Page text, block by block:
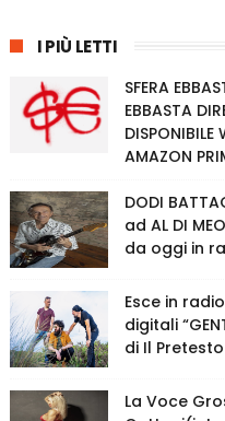
I PIÙ LETTI
SFERA
EBBASTA
DISPONIBILE
AMAZON
DODI
ad AL DI
da oggi in
Esce in
digitali
di Il Pretesto
La Voce